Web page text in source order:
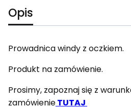
Opis
Prowadnica windy z oczkiem.
Produkt na zamówienie.
Prosimy, zapoznaj się z
zamówienieTUTAJ